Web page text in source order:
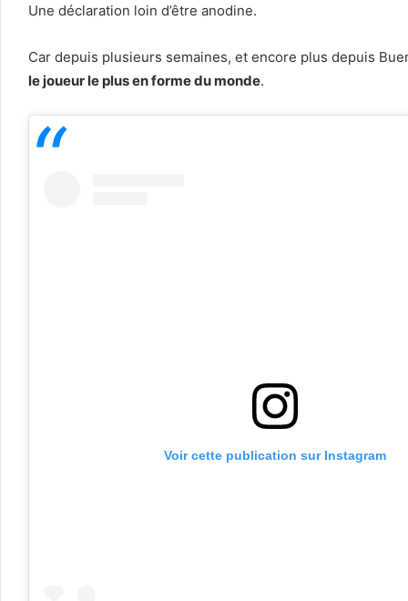
Une déclaration loin d’être anodine.
Car depuis plusieurs semaines, et encore plus depuis
le joueur le plus en forme du monde.
Voir cette publication sur Instagram